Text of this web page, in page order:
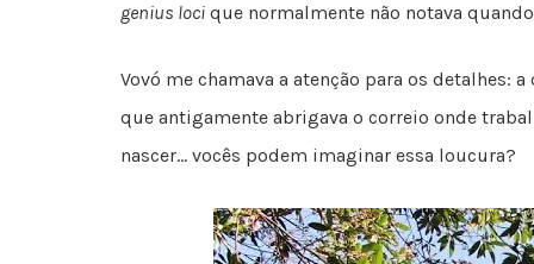
genius locique normalmente não notava
Vovó me chamava a atenção para os
que antigamente abrigava o correio onde
nascer… vocês podem imaginar essa loucura?